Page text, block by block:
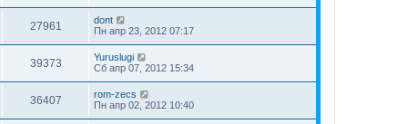
27961
dont
Пн апр 23, 2012 07:17
39373
Yuruslugi
Сб апр 07, 2012 15:34
36407
rom-zecs
Пн апр 02, 2012 10:40